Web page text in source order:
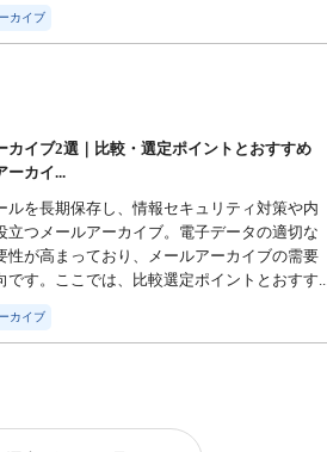
カイブ
カイブ2選｜比較・選定ポイントとおすすめ
ーカイ...
ルを長期保存し、情報セキュリティ対策や内
立つメールアーカイブ。電子データの適切な
性が高まっており、メールアーカイブの需要
です。ここでは、比較選定ポイントとおすす
カイブ